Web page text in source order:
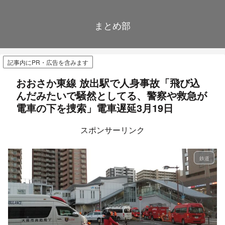
まとめ部
記事内にPR・広告を含みます
おおさか東線 放出駅で人身事故「飛び込
んだみたいで騒然としてる、警察や救急が
電車の下を捜索」電車遅延3月19日
スポンサーリンク